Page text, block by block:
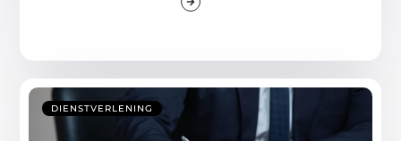
DIENSTVERLENING